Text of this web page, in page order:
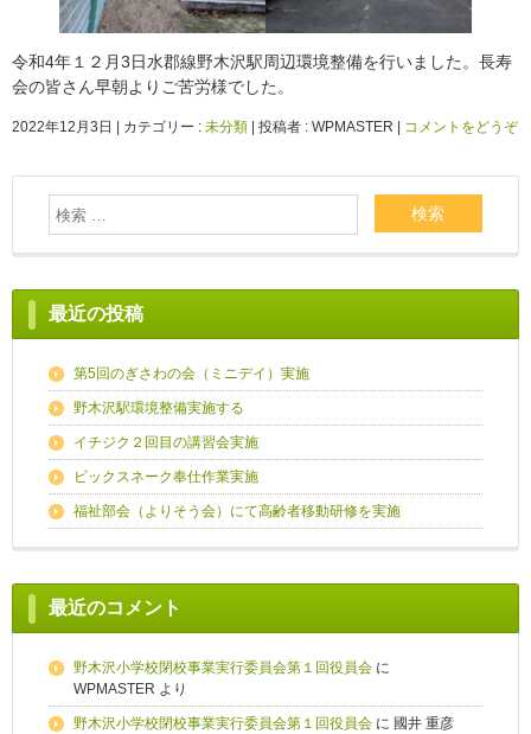
令和4年１２月3日水郡線野木沢駅周辺環境整備を行いました。長寿
会の皆さん早朝よりご苦労様でした。
2022年12月3日 | カテゴリー : 未分類 | 投稿者 : WPMASTER | コメントをどうぞ
最近の投稿
第5回のぎさわの会（ミニデイ）実施
野木沢駅環境整備実施する
イチジク２回目の講習会実施
ビックスネーク奉仕作業実施
福祉部会（よりそう会）にて高齢者移動研修を実施
最近のコメント
野木沢小学校閉校事業実行委員会第１回役員会 に
WPMASTER より
野木沢小学校閉校事業実行委員会第１回役員会 に 國井 重彦